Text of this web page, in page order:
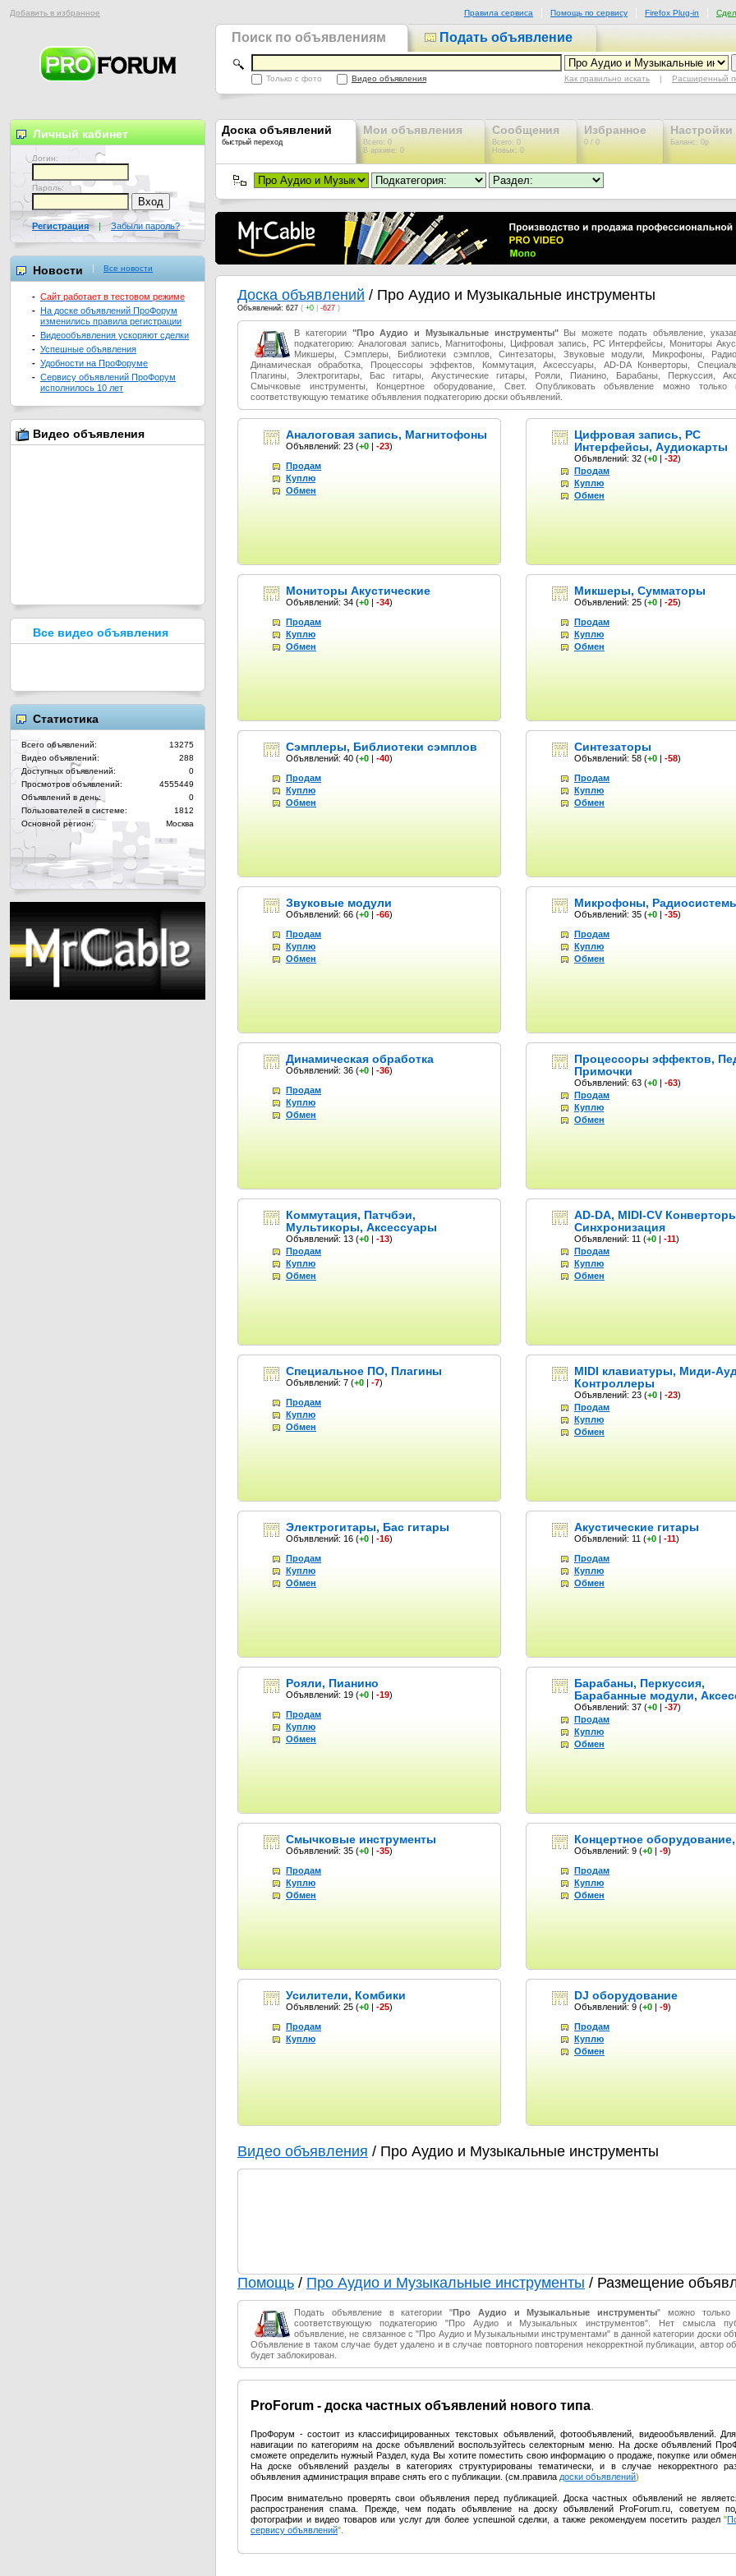
Добавить в избранное Правила сервиса Помощь по сервису Firefox Plug-in
Поиск по объявлениям Подать объявление
Только с фото Видео объявления Как правильно искать | Расширенный
Доска объявлений
быстрый переход
Мои объявления
Всего: 0
В архиве: 0
Сообщения
Всего: 0
Новых: 0
Избранное
0 / 0
Настройки
Баланс: 0р
Доска объявлений / Про Аудио и Музыкальные инструменты
Объявлений: 627 ( +0 -627 )
В категории "Про Аудио и Музыкальные инструменты"Вы можете подать объявление,
подкатегорию: Аналоговая запись, Магнитофоны, Цифровая запись, PC Интерфейсы, Мониторы
Микшеры, Сэмплеры, Библиотеки сэмплов, Синтезаторы, Звуковые модули, Микрофоны,
Динамическая обработка, Процессоры эффектов, Коммутация, Аксессуары, AD-DA Конверторы,
Плагины, Электрогитары, Бас гитары, Акустические гитары, Рояли, Пианино, Барабаны, Перкуссия,
Смычковые инструменты, Концертное оборудование, Свет. Опубликовать объявление можно только
соответствующую тематике объявления подкатегорию доски объявлений.
Аналоговая запись, Магнитофоны
Объявлений: 23 (+0 | -23)
Продам
Куплю
Обмен
Цифровая запись, PC
Интерфейсы, Аудиокарты
Объявлений: 32 (+0 | -32)
Продам
Куплю
Обмен
Мониторы Акустические
Объявлений: 34 (+0 | -34)
Продам
Куплю
Обмен
Микшеры, Сумматоры
Объявлений: 25 (+0 | -25)
Продам
Куплю
Обмен
Сэмплеры, Библиотеки сэмплов
Объявлений: 40 (+0 | -40)
Продам
Куплю
Обмен
Синтезаторы
Объявлений: 58 (+0 | -58)
Продам
Куплю
Обмен
Звуковые модули
Объявлений: 66 (+0 | -66)
Продам
Куплю
Обмен
Микрофоны,
Объявлений: 35 (+0 | -35)
Продам
Куплю
Обмен
Динамическая обработка
Объявлений: 36 (+0 | -36)
Продам
Куплю
Обмен
Процессоры эффектов,
Примочки
Объявлений: 63 (+0 | -63)
Продам
Куплю
Обмен
Коммутация, Патчбэи,
Мультикоры, Аксессуары
Объявлений: 13 (+0 | -13)
Продам
Куплю
Обмен
AD-DA, MIDI-CV
Синхронизация
Объявлений: 11 (+0 | -11)
Продам
Куплю
Обмен
Специальное ПО, Плагины
Объявлений: 7 (+0 | -7)
Продам
Куплю
Обмен
MIDI клавиатуры, Миди-
Контроллеры
Объявлений: 23 (+0 | -23)
Продам
Куплю
Обмен
Электрогитары, Бас гитары
Объявлений: 16 (+0 | -16)
Продам
Куплю
Обмен
Акустические гитары
Объявлений: 11 (+0 | -11)
Продам
Куплю
Обмен
Рояли, Пианино
Объявлений: 19 (+0 | -19)
Продам
Куплю
Обмен
Барабаны, Перкуссия,
Барабанные модули,
Объявлений: 37 (+0 | -37)
Продам
Куплю
Обмен
Смычковые инструменты
Объявлений: 35 (+0 | -35)
Продам
Куплю
Обмен
Концертное
Объявлений: 9 (+0 | -9)
Продам
Куплю
Обмен
Усилители, Комбики
Объявлений: 25 (+0 | -25)
Продам
Куплю
DJ оборудование
Объявлений: 9 (+0 | -9)
Продам
Куплю
Обмен
Видео объявления / Про Аудио и Музыкальные инструменты
Помощь / Про Аудио и Музыкальные инструменты / Размещение
Подать объявление в категории "Про Аудио и Музыкальные инструменты" можно только
соответствующую подкатегорию "Про Аудио и Музыкальных инструментов". Нет смысла
объявление, не связанное с "Про Аудио и Музыкальными инструментами" в данной категории доски
Объявление в таком случае будет удалено и в случае повторного повторения некорректной публикации, автор
будет заблокирован.
ProForum - доска частных объявлений нового типа.
ПроФорум - состоит из классифицированных текстовых объявлений, фотообъявлений, видеообъявлений.
навигации по категориям на доске объявлений воспользуйтесь селекторным меню. На доске объявлений
сможете определить нужный Раздел, куда Вы хотите поместить свою информацию о продаже, покупке или
На доске объявлений разделы в категориях структурированы тематически, и в случае некорректного
объявления администрация вправе снять его с публикации. (см.правила доски объявлений)
Просим внимательно проверять свои объявления перед публикацией. Доска частных объявлений не
распространения спама. Прежде, чем подать объявление на доску объявлений ProForum.ru, советуем
фотографии и видео товаров или услуг для более успешной сделки, а также рекомендуем посетить раздел"
сервису объявлений".
Личный кабинет
Логин:
Пароль:
Регистрация | Забыли пароль?
Новости Все новости
- Сайт работает в тестовом режиме
- На доске объявлений ПроФорум
изменились правила регистрации
- Видеообъявления ускоряют сделки
- Успешные объявления
- Удобности на ПроФоруме
- Сервису объявлений ПроФорум
исполнилось 10 лет
Видео объявления
Все видео объявления
Статистика
Всего объявлений:
13275
Видео объявлений:
288
Доступных объявлений:
0
Просмотров объявлений:
4555449
Объявлений в день:
0
Пользователей в системе:
1812
Основной регион:
Москва